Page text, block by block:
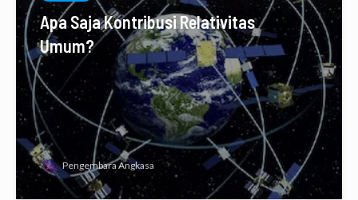
Apa Saja Kontribusi Relativitas
Umum?
Pengembara Angkasa